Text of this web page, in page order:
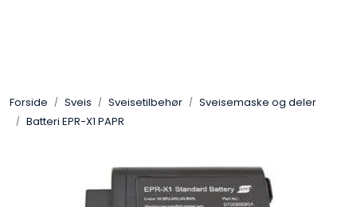
Forside Sveis Sveisetilbehør
Sveisemaske og deler
Batteri EPR-X1 PAPR
Pakning
Automasjon